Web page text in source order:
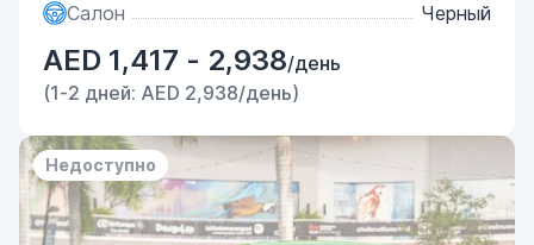
Салон
Черный
AED 1,417 - 2,938/день
(1-2 дней: AED 2,938/день)
Недоступно